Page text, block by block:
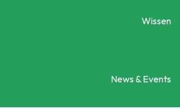
Wissen
News & Events